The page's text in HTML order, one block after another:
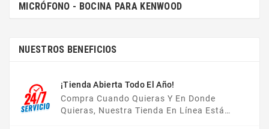
MICRÓFONO - BOCINA PARA KENWOOD
NUESTROS BENEFICIOS
¡Tienda Abierta Todo El Año!
Compra Cuando Quieras Y En Donde
Quieras, Nuestra Tienda En Línea Está